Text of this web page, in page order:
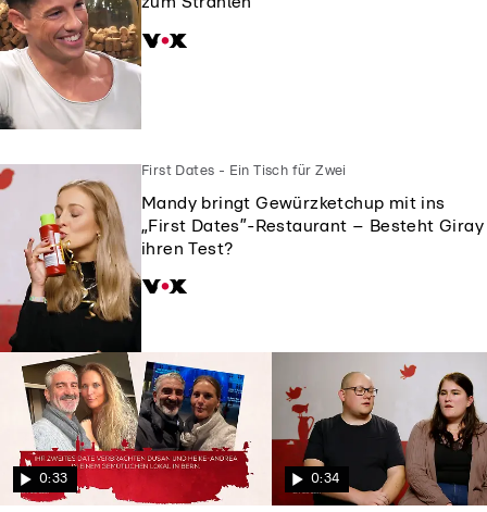
First Dates - Ein Tisch für Zwei
Mandy bringt Gewürzketchup mit ins
„First Dates”-Restaurant – Besteht Giray
ihren Test?
0:33 0:34